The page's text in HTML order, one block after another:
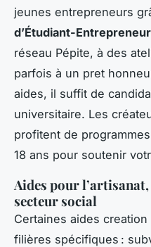
jeunes entrepreneurs
d’Étudiant-Entrepreneur
réseau Pépite, à des
parfois à un pret
aides, il suffit de
universitaire. Les
profitent de
18 ans pour soutenir
Aides pour
secteur social
Certaines aides
filières spécifiques :